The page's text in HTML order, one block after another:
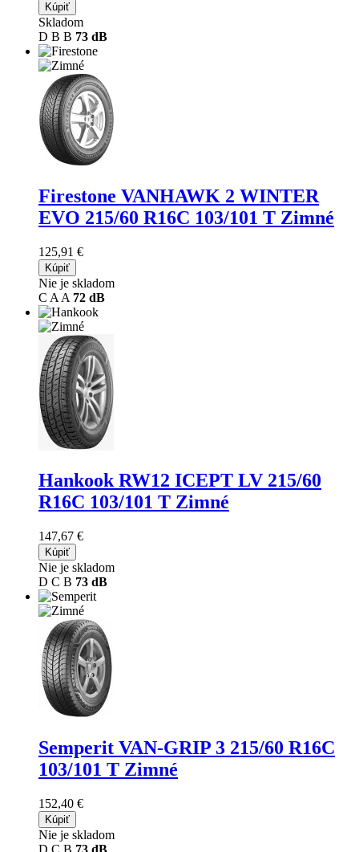
Kúpiť
Skladom
D B B 73 dB
Firestone VANHAWK 2 WINTER
EVO 215/60 R16C 103/101 T Zimné
125,91 €
Kúpiť
Nie je skladom
C A A 72 dB
Hankook RW12 ICEPT LV 215/60
R16C 103/101 T Zimné
147,67 €
Kúpiť
Nie je skladom
D C B 73 dB
Semperit VAN-GRIP 3 215/60 R16C
103/101 T Zimné
152,40 €
Kúpiť
Nie je skladom
D C B 73 dB